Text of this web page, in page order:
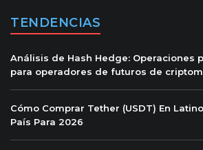
TENDENCIAS
Análisis de Hash Hedge: Operaciones
para operadores de futuros de
Cómo Comprar Tether (USDT) En
País Para 2026